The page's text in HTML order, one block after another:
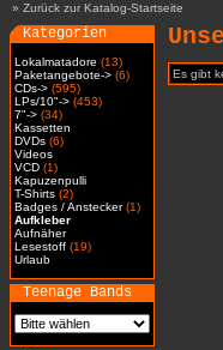
» Zurück zur Katalog-Startseite
Kategorien
Lokalmatadore (13)
Paketangebote-> (6)
CDs-> (595)
LPs/10"-> (453)
7"-> (34)
Kassetten
DVDs (6)
Videos
VCD (1)
Kapuzenpulli
T-Shirts (2)
Badges / Anstecker(1)
Aufkleber
Aufnäher
Lesestoff (19)
Urlaub
Teenage Bands
Es gibt